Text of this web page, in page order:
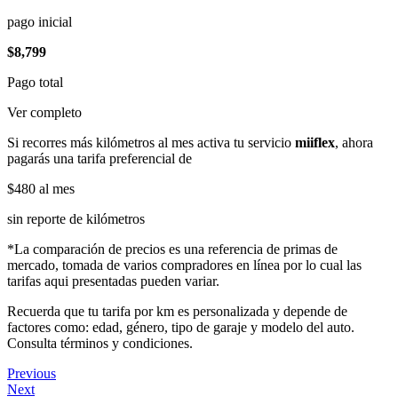
pago inicial
$8,799
Pago total
Ver completo
Si recorres más kilómetros al mes activa tu servicio miiflex, ahora
pagarás una tarifa preferencial de
$480 al mes
sin reporte de kilómetros
*La comparación de precios es una referencia de primas de
mercado, tomada de varios compradores en línea por lo cual las
tarifas aqui presentadas pueden variar.
Recuerda que tu tarifa por km es personalizada y depende de
factores como: edad, género, tipo de garaje y modelo del auto.
Consulta términos y condiciones.
Previous
Next